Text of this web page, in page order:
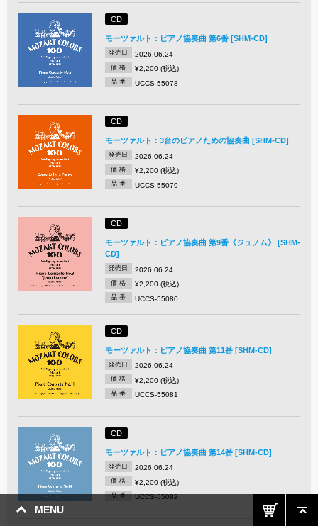
MENU
CD
モーツァルト：ピアノ協奏曲 第6番 [SHM-CD]
発売日 2026.06.24
価 格 ¥2,200 (税込)
品 番 UCCS-55078
CD
モーツァルト：3台のピアノための協奏曲 [SHM-CD]
発売日 2026.06.24
価 格 ¥2,200 (税込)
品 番 UCCS-55079
CD
モーツァルト：ピアノ協奏曲 第9番《ジュノム》 [SHM-
CD]
発売日 2026.06.24
価 格 ¥2,200 (税込)
品 番 UCCS-55080
CD
モーツァルト：ピアノ協奏曲 第11番 [SHM-CD]
発売日 2026.06.24
価 格 ¥2,200 (税込)
品 番 UCCS-55081
CD
モーツァルト：ピアノ協奏曲 第14番 [SHM-CD]
発売日 2026.06.24
価 格 ¥2,200 (税込)
品 番 UCCS-55082